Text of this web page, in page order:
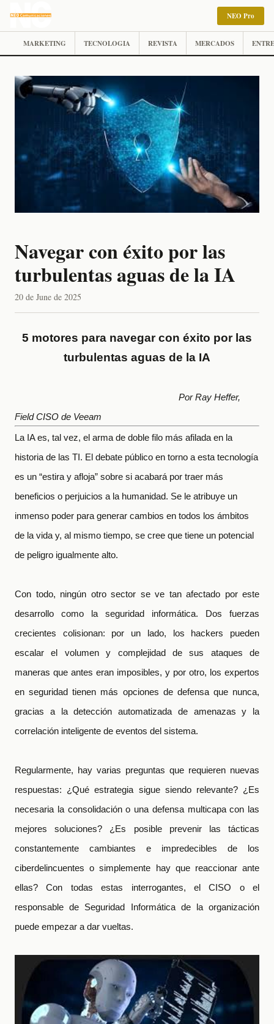
NEO Pro
MARKETING TECNOLOGIA REVISTA MERCADOS
Navegar con éxito por las
turbulentas aguas de la IA
20 de June de 2025
5 motores para navegar con éxito por las
turbulentas aguas de la IA
Por Ray Heffer,
Field CISO de Veeam
La IA es, tal vez, el arma de doble filo más afilada en la
historia de las TI. El debate público en torno a esta tecnología
es un “estira y afloja” sobre si acabará por traer más
beneficios o perjuicios a la humanidad. Se le atribuye un
inmenso poder para generar cambios en todos los ámbitos
de la vida y, al mismo tiempo, se cree que tiene un potencial
de peligro igualmente alto.
Con todo, ningún otro sector se ve tan afectado por este
desarrollo como la seguridad informática. Dos fuerzas
crecientes colisionan:
por un lado,
los hackers pueden
escalar el volumen y complejidad de sus ataques de
maneras que antes eran imposibles, y por otro, los expertos
en seguridad tienen más opciones de defensa que nunca,
gracias a la detección automatizada de amenazas y la
correlación inteligente de eventos del sistema.
Regularmente, hay varias preguntas que requieren nuevas
respuestas: ¿Qué estrategia sigue siendo relevante? ¿Es
necesaria la consolidación o una defensa multicapa con las
mejores soluciones? ¿Es posible prevenir las tácticas
constantemente cambiantes e impredecibles de los
ciberdelincuentes o simplemente hay que reaccionar ante
ellas? Con todas estas interrogantes, el CISO o el
responsable de Seguridad Informática de la organización
puede empezar a dar vueltas.